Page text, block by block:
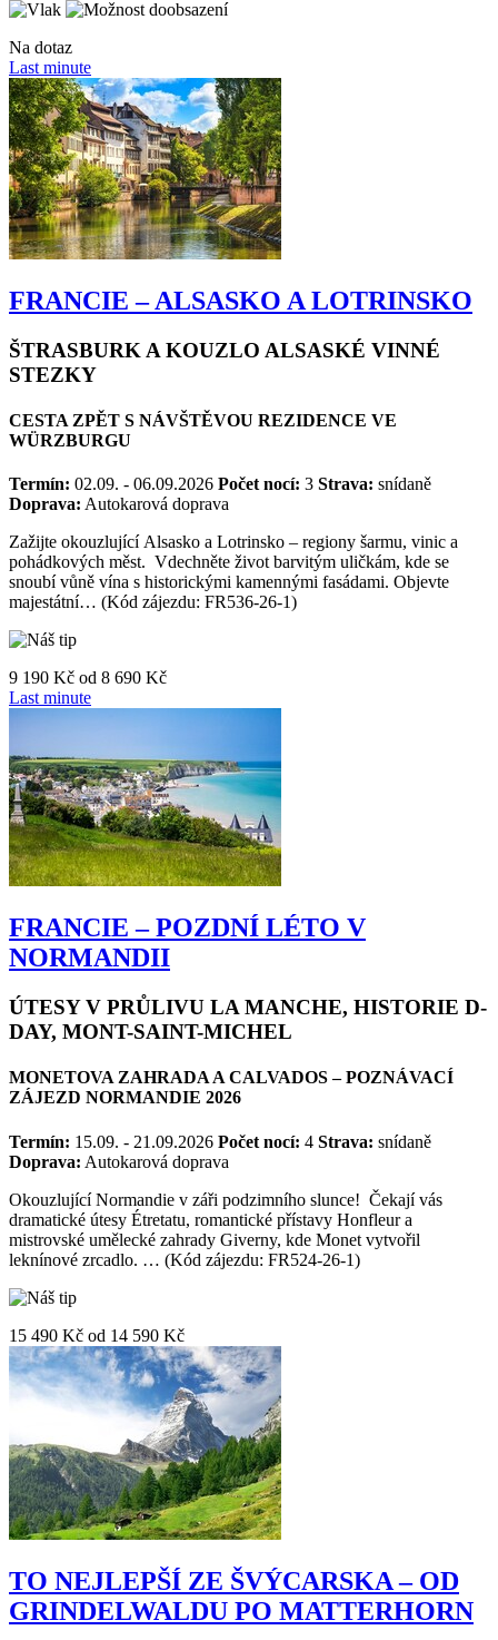
Na dotaz
Last minute
FRANCIE – ALSASKO A LOTRINSKO
ŠTRASBURK A KOUZLO ALSASKÉ VINNÉ
STEZKY
CESTA ZPĚT S NÁVŠTĚVOU REZIDENCE VE
WÜRZBURGU
Termín: 02.09. - 06.09.2026 Počet nocí: 3 Strava: snídaně
Doprava: Autokarová doprava
Zažijte okouzlující Alsasko a Lotrinsko – regiony šarmu, vinic a
pohádkových měst. Vdechněte život barvitým uličkám, kde se
snoubí vůně vína s historickými kamennými fasádami. Objevte
majestátní… (Kód zájezdu: FR536-26-1)
9 190 Kč od 8 690 Kč
Last minute
FRANCIE – POZDNÍ LÉTO V
NORMANDII
ÚTESY V PRŮLIVU LA MANCHE, HISTORIE D-
DAY, MONT-SAINT-MICHEL
MONETOVA ZAHRADA A CALVADOS – POZNÁVACÍ
ZÁJEZD NORMANDIE 2026
Termín: 15.09. - 21.09.2026 Počet nocí: 4 Strava: snídaně
Doprava: Autokarová doprava
Okouzlující Normandie v záři podzimního slunce! Čekají vás
dramatické útesy Étretatu, romantické přístavy Honfleur a
mistrovské umělecké zahrady Giverny, kde Monet vytvořil
leknínové zrcadlo. … (Kód zájezdu: FR524-26-1)
15 490 Kč od 14 590 Kč
TO NEJLEPŠÍ ZE ŠVÝCARSKA – OD
GRINDELWALDU PO MATTERHORN